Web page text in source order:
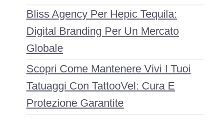
Bliss Agency Per Hepic Tequila:
Digital Branding Per Un Mercato
Globale
Scopri Come Mantenere Vivi I Tuoi
Tatuaggi Con TattooVel: Cura E
Protezione Garantite